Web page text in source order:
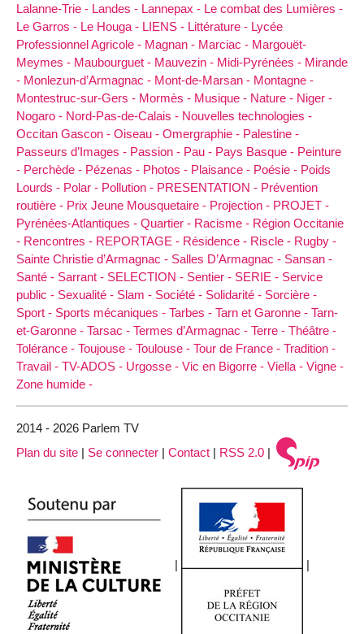
Lalanne-Trie - Landes - Lannepax - Le combat des Lumières -
Le Garros - Le Houga - LIENS - Littérature - Lycée
Professionnel Agricole - Magnan - Marciac - Margouët-
Meymes - Maubourguet - Mauvezin - Midi-Pyrénées - Mirande
- Monlezun-d’Armagnac - Mont-de-Marsan - Montagne -
Montestruc-sur-Gers - Mormès - Musique - Nature - Niger -
Nogaro - Nord-Pas-de-Calais - Nouvelles technologies -
Occitan Gascon - Oiseau - Omergraphie - Palestine -
Passeurs d’Images - Passion - Pau - Pays Basque - Peinture
- Perchède - Pézenas - Photos - Plaisance - Poésie - Poids
Lourds - Polar - Pollution - PRESENTATION - Prévention
routière - Prix Jeune Mousquetaire - Projection - PROJET -
Pyrénées-Atlantiques - Quartier - Racisme - Région Occitanie
- Rencontres - REPORTAGE - Résidence - Riscle - Rugby -
Sainte Christie d’Armagnac - Salles D’Armagnac - Sansan -
Santé - Sarrant - SELECTION - Sentier - SERIE - Service
public - Sexualité - Slam - Société - Solidarité - Sorcière -
Sport - Sports mécaniques - Tarbes - Tarn et Garonne - Tarn-
et-Garonne - Tarsac - Termes d’Armagnac - Terre - Théâtre -
Tolérance - Toujouse - Toulouse - Tour de France - Tradition -
Travail - TV-ADOS - Urgosse - Vic en Bigorre - Viella - Vigne -
Zone humide -
2014 - 2026 Parlem TV
Plan du site | Se connecter | Contact | RSS 2.0 |
| |